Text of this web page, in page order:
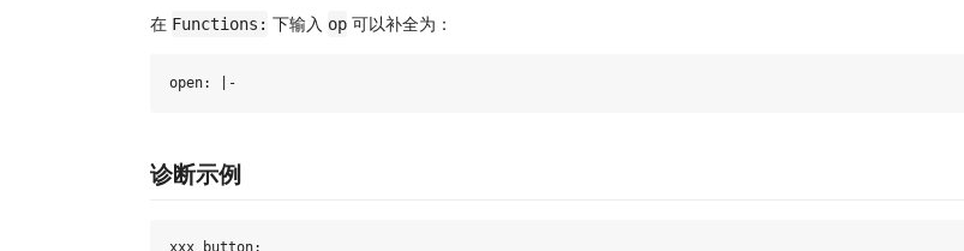
在 Functions: 下输入 op 可以补全为：
诊断示例